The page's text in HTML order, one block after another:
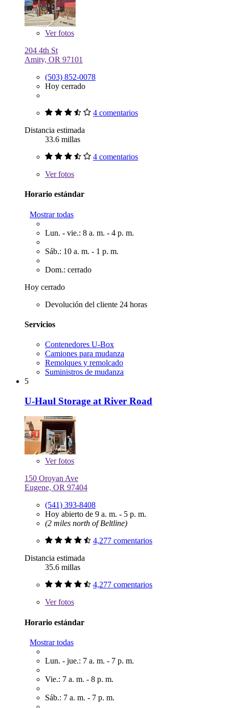
Verfotos
204 4th St
Amity, OR 97101
(503) 852-0078
Hoy cerrado
4 comentarios
Distancia estimada
33.6 millas
4 comentarios
Verfotos
Horario estándar
Mostrar todas
Lun. - vie.: 8 a. m. - 4 p. m.
Sáb.: 10 a. m. - 1 p. m.
Dom.: cerrado
Hoy cerrado
Devolución del cliente 24 horas
Servicios
Contenedores U-Box
Camiones para mudanza
Remolques y remolcado
Suministros de mudanza
5
U-Haul Storage at River Road
Verfotos
150 Oroyan Ave
Eugene, OR 97404
(541) 393-8408
Hoy abierto de 9 a. m. - 5 p. m.
(2 miles north of Beltline)
4,277 comentarios
Distancia estimada
35.6 millas
4,277 comentarios
Verfotos
Horario estándar
Mostrar todas
Lun. - jue.: 7 a. m. - 7 p. m.
Vie.: 7 a. m. - 8 p. m.
Sáb.: 7 a. m. - 7 p. m.